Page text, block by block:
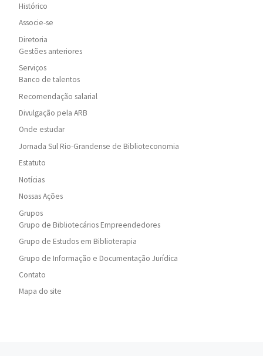
Histórico
Associe-se
Diretoria
Gestões anteriores
Serviços
Banco de talentos
Recomendação salarial
Divulgação pela ARB
Onde estudar
Jornada Sul Rio-Grandense de Biblioteconomia
Estatuto
Notícias
Nossas Ações
Grupos
Grupo de Bibliotecários Empreendedores
Grupo de Estudos em Biblioterapia
Grupo de Informação e Documentação Jurídica
Contato
Mapa do site